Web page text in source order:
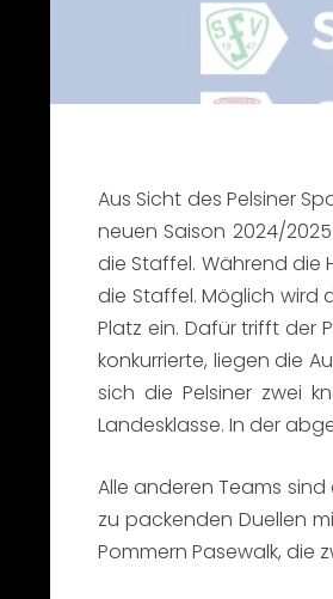
Aus Sicht des Pelsiner
neuen Saison 2024/
die Staffel. Während die
die Staffel. Möglich wird
Platz ein. Dafür trifft der
konkurrierte, liegen die
sich die Pelsiner zwei
Landesklasse. In der
Alle anderen Teams
zu packenden Duellen
Pommern Pasewalk, die